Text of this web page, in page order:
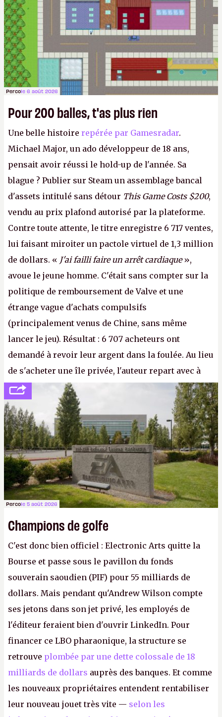
Percole 6 août 2026
Pour 200 balles, t'as plus rien
Une belle histoire repérée par Gamesradar.
Michael Major, un ado développeur de 18 ans,
pensait avoir réussi le hold-up de l'année. Sa
blague ? Publier sur Steam un assemblage bancal
d'assets intitulé sans détour This Game Costs $200,
vendu au prix plafond autorisé par la plateforme.
Contre toute attente, le titre enregistre 6 717 ventes,
lui faisant miroiter un pactole virtuel de 1,3 million
de dollars. « J'ai failli faire un arrêt cardiaque»,
avoue le jeune homme. C'était sans compter sur la
politique de remboursement de Valve et une
étrange vague d'achats compulsifs
(principalement venus de Chine, sans même
lancer le jeu). Résultat : 6 707 acheteurs ont
demandé à revoir leur argent dans la foulée. Au lieu
de s'acheter une île privée, l'auteur repart avec à
peine 2 000 dollars en poche. C'est toujours plus
cher payé que le temps passé à dev, mais ça
apprendra aux petits malins qu'on ne braque pas
Gabe Newell aussi facilement.P.
Percole 5 août 2026
Champions de golfe
C'est donc bien officiel : Electronic Arts quitte la
Bourse et passe sous le pavillon du fonds
souverain saoudien (PIF) pour 55 milliards de
dollars. Mais pendant qu'Andrew Wilson compte
ses jetons dans son jet privé, les employés de
l'éditeur feraient bien d'ouvrir LinkedIn. Pour
financer ce LBO pharaonique, la structure se
retrouve plombée par une dette colossale de 18
milliards de dollars auprès des banques. Et comme
les nouveaux propriétaires entendent rentabiliser
leur nouveau jouet très vite — selon les